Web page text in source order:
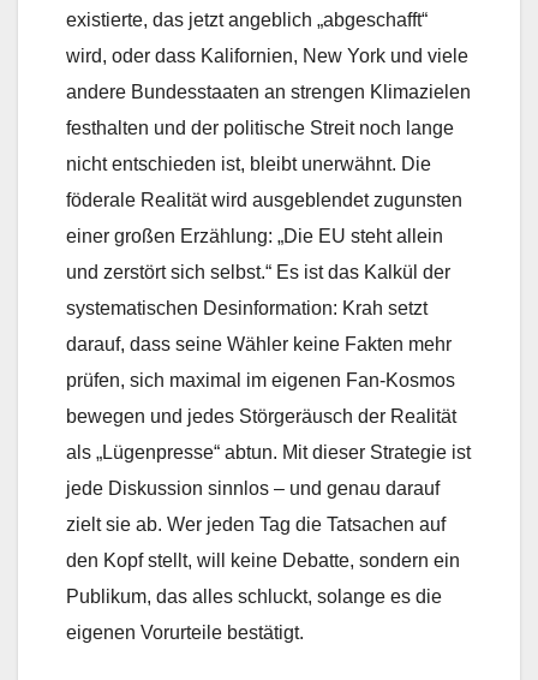
existierte, das jetzt angeblich „abgeschafft“
wird, oder dass Kalifornien, New York und viele
andere Bundesstaaten an strengen Klimazielen
festhalten und der politische Streit noch lange
nicht entschieden ist, bleibt unerwähnt. Die
föderale Realität wird ausgeblendet zugunsten
einer großen Erzählung: „Die EU steht allein
und zerstört sich selbst.“ Es ist das Kalkül der
systematischen Desinformation: Krah setzt
darauf, dass seine Wähler keine Fakten mehr
prüfen, sich maximal im eigenen Fan-Kosmos
bewegen und jedes Störgeräusch der Realität
als „Lügenpresse“ abtun. Mit dieser Strategie ist
jede Diskussion sinnlos – und genau darauf
zielt sie ab. Wer jeden Tag die Tatsachen auf
den Kopf stellt, will keine Debatte, sondern ein
Publikum, das alles schluckt, solange es die
eigenen Vorurteile bestätigt.